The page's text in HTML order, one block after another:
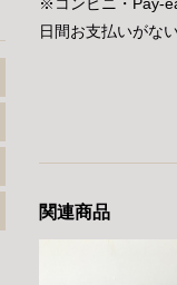
日間お支払いがな
関連商品